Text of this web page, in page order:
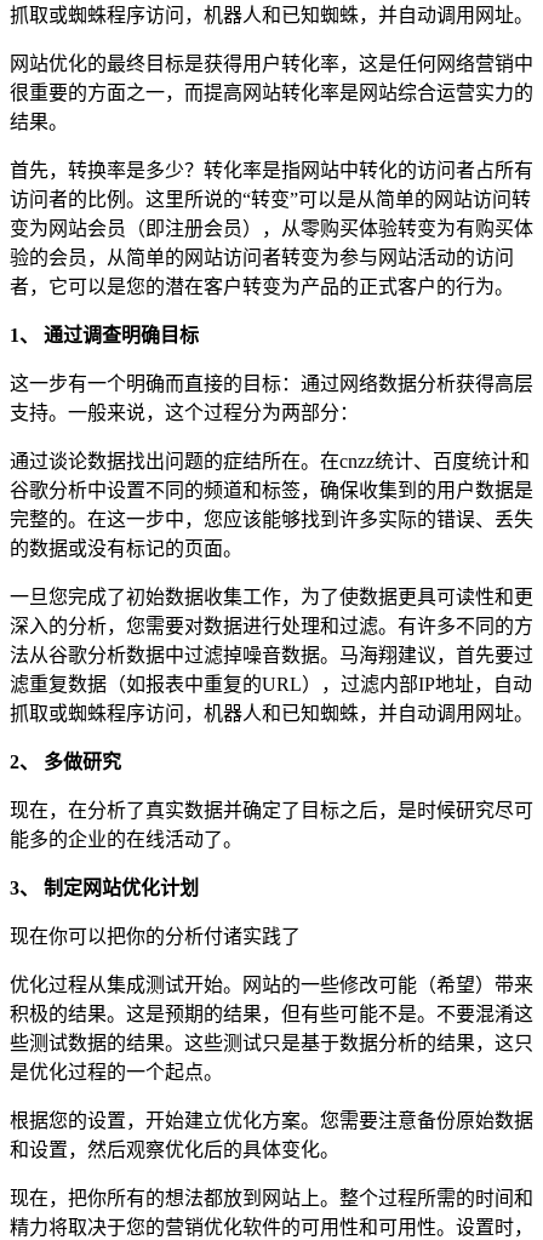
抓取或蜘蛛程序访问，机器人和已知蜘蛛，并自动调用网址。
网站优化的最终目标是获得用户转化率，这是任何网络营销中
很重要的方面之一，而提高网站转化率是网站综合运营实力的
结果。
首先，转换率是多少？转化率是指网站中转化的访问者占所有
访问者的比例。这里所说的“转变”可以是从简单的网站访问转
变为网站会员（即注册会员），从零购买体验转变为有购买体
验的会员，从简单的网站访问者转变为参与网站活动的访问
者，它可以是您的潜在客户转变为产品的正式客户的行为。
1、 通过调查明确目标
这一步有一个明确而直接的目标：通过网络数据分析获得高层
支持。一般来说，这个过程分为两部分：
通过谈论数据找出问题的症结所在。在cnzz统计、百度统计和
谷歌分析中设置不同的频道和标签，确保收集到的用户数据是
完整的。在这一步中，您应该能够找到许多实际的错误、丢失
的数据或没有标记的页面。
一旦您完成了初始数据收集工作，为了使数据更具可读性和更
深入的分析，您需要对数据进行处理和过滤。有许多不同的方
法从谷歌分析数据中过滤掉噪音数据。马海翔建议，首先要过
滤重复数据（如报表中重复的URL），过滤内部IP地址，自动
抓取或蜘蛛程序访问，机器人和已知蜘蛛，并自动调用网址。
2、 多做研究
现在，在分析了真实数据并确定了目标之后，是时候研究尽可
能多的企业的在线活动了。
3、 制定网站优化计划
现在你可以把你的分析付诸实践了
优化过程从集成测试开始。网站的一些修改可能（希望）带来
积极的结果。这是预期的结果，但有些可能不是。不要混淆这
些测试数据的结果。这些测试只是基于数据分析的结果，这只
是优化过程的一个起点。
根据您的设置，开始建立优化方案。您需要注意备份原始数据
和设置，然后观察优化后的具体变化。
现在，把你所有的想法都放到网站上。整个过程所需的时间和
精力将取决于您的营销优化软件的可用性和可用性。设置时，